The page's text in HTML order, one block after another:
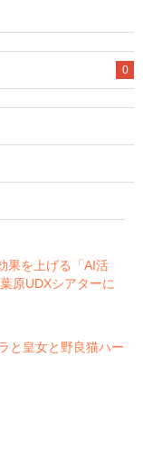
0
果を上げる「AI活
原UDXシアターに
と皇女と野良猫ハー